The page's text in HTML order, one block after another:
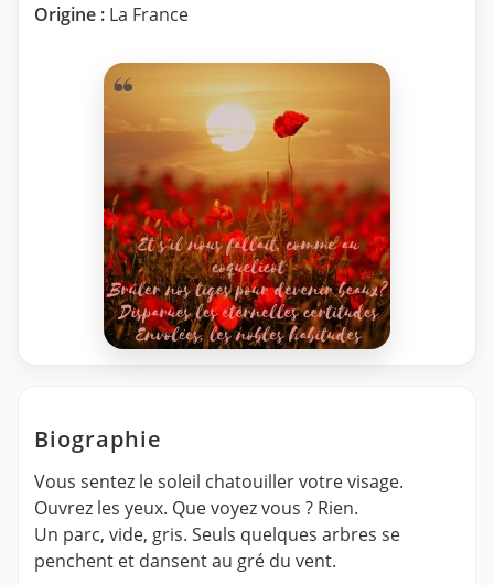
Origine : La France
Biographie
Vous sentez le soleil chatouiller votre visage.
Ouvrez les yeux. Que voyez vous ? Rien.
Un parc, vide, gris. Seuls quelques arbres se
penchent et dansent au gré du vent.